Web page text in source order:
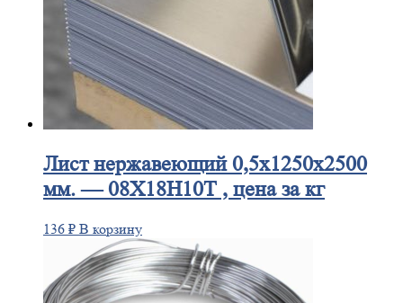
Листнержавеющий 0,5x1250x2500
мм. — 08Х18Н10Т , цена за кг
136 ₽ В корзину